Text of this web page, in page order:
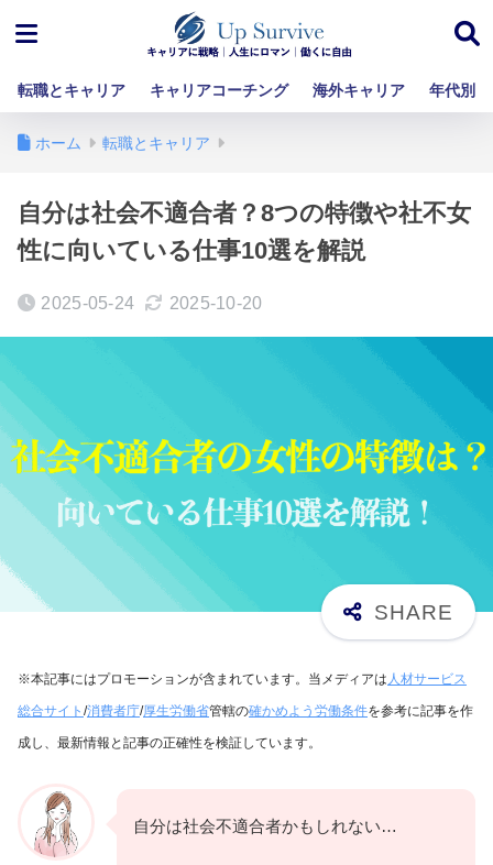
転職とキャリア キャリアコーチング 海外キャリア 年代別
ホーム 転職とキャリア
自分は社会不適合者？8つの特徴や社不女
性に向いている仕事10選を解説
2025-05-24 2025-10-20
※本記事にはプロモーションが含まれています。当メディアは 人材サービス
総合サイト /消費者庁/厚生労働省管轄の確かめよう労働条件を参考に記事を作
成し、最新情報と記事の正確性を検証しています。
自分は社会不適合者かもしれない…